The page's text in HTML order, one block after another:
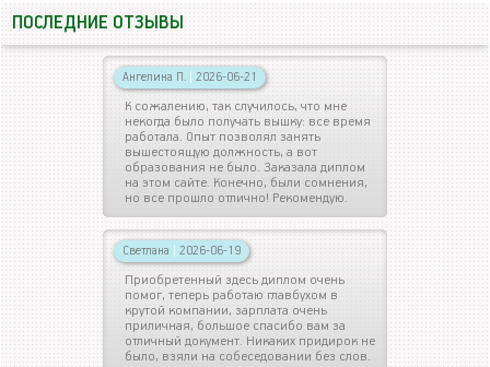
ПОСЛЕДНИЕ ОТЗЫВЫ
Ангелина П. 2026-06-21
К сожалению, так случилось, что мне
некогда было получать вышку: все время
работала. Опыт позволял занять
вышестоящую должность, а вот
образования не было. Заказала диплом
на этом сайте. Конечно, были сомнения,
но все прошло отлично! Рекомендую.
Светлана 2026-06-19
Приобретенный здесь диплом очень
помог, теперь работаю главбухом в
крутой компании, зарплата очень
приличная, большое спасибо вам за
отличный документ. Никаких придирок не
было, взяли на собеседовании без слов.